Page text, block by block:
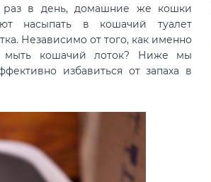
раз в день, домашние же кошки
насыпать в кошачий туалет
Независимо от того, как именно
мыть кошачий лоток? Ниже мы
избавиться от запаха в